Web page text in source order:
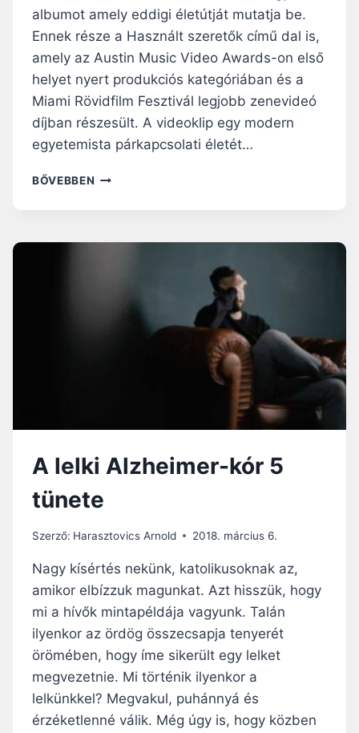
albumot amely eddigi életútját mutatja be.
Ennek része a Használt szeretők című dal is,
amely az Austin Music Video Awards-on első
helyet nyert produkciós kategóriában és a
Miami Rövidfilm Fesztivál legjobb zenevideó
díjban részesült. A videoklip egy modern
egyetemista párkapcsolati életét…
BŐVEBBEN HASZNÁLT
RÖVIDFILM
PÁRKAPCSOLATOKRÓL
A lelki Alzheimer-kór 5
tünete
Szerző: Harasztovics Arnold 2018. március 6.
Nagy kísértés nekünk, katolikusoknak az,
amikor elbízzuk magunkat. Azt hisszük, hogy
mi a hívők mintapéldája vagyunk. Talán
ilyenkor az ördög összecsapja tenyerét
örömében, hogy íme sikerült egy lelket
megvezetnie. Mi történik ilyenkor a
lelkünkkel? Megvakul, puhánnyá és
érzéketlenné válik. Még úgy is, hogy közben